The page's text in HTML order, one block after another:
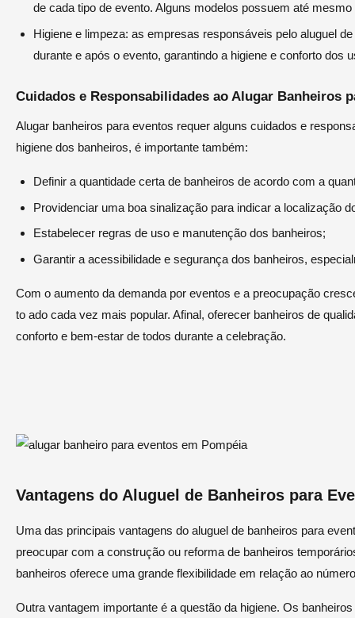
de cada tipo de evento. Alguns modelos possuem até
Higiene e limpeza: as empresas responsáveis pelo aluguel
durante e após o evento, garantindo a higiene e conforto dos
Cuidados e Responsabilidades ao Alugar Banheiros
Alugar banheiros para eventos requer alguns cuidados e
higiene dos banheiros, é importante também:
Definir a quantidade certa de banheiros de acordo com a
Providenciar uma boa sinalização para indicar a localização
Estabelecer regras de uso e manutenção dos banheiros;
Garantir a acessibilidade e segurança dos banheiros,
Com o aumento da demanda por eventos e a preocupação
to ado cada vez mais popular. Afinal, oferecer banheiros de
conforto e bem-estar de todos durante a celebração.
Vantagens do Aluguel de Banheiros para
Uma das principais vantagens do aluguel de banheiros para
preocupar com a construção ou reforma de banheiros
banheiros oferece uma grande flexibilidade em relação ao
Outra vantagem importante é a questão da higiene. Os